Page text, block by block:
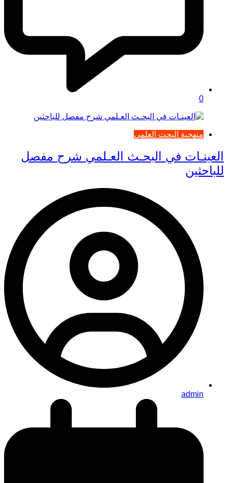
0
منهجية البحث العلمي
العينـات في البحـث العـلمي شرح مفصل
للباحثين
admin